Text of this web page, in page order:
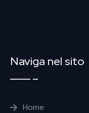
Naviga nel sito
Home